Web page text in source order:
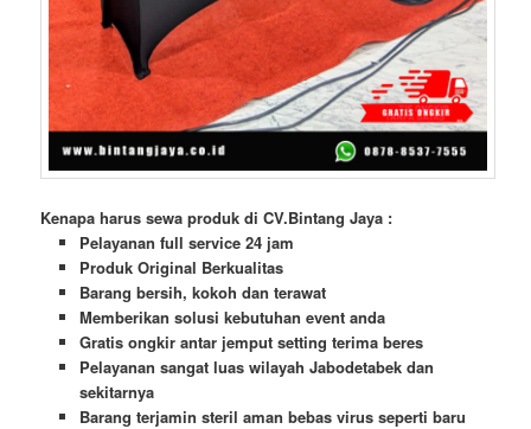
Kenapa harus sewa produk di CV.Bintang Jaya :
Pelayanan full service 24 jam
Produk Original Berkualitas
Barang bersih, kokoh dan terawat
Memberikan solusi kebutuhan event anda
Gratis ongkir antar jemput setting terima beres
Pelayanan sangat luas wilayah Jabodetabek dan
sekitarnya
Barang terjamin steril aman bebas virus seperti baru